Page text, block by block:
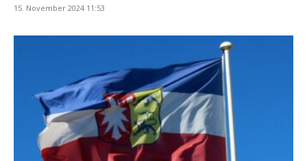
15. November 2024 11:53